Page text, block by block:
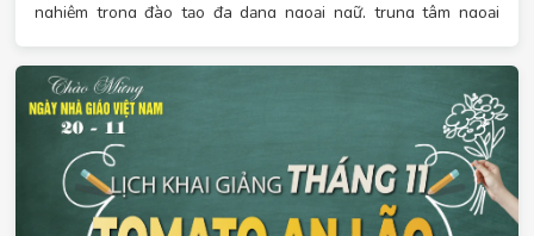
nghiệm trong đào tạo đa dạng ngoại ngữ, trung tâm ngoại
đầu đáp ứng đầy đủ nhu cầu của học viên. Tại Tomato có các
khóa học ngoại ngữ với các ngôn ngữ hot hiện nay và tin học
văn phòng cho mọi trình độ, lịch học linh hoạt. Đặc biệt, khi
đăng ký học vào tháng 12 này, bạn sẽ nhận được hàng loạt
ưu đãi. Khi đăng ký sớm, đăng ký theo nhóm hay đăng ký
nhiều khóa học liên tiếp, bạn sẽ nhận được nhiều quà tặng
may mắn. Xem lịch học chi tiết ngay!